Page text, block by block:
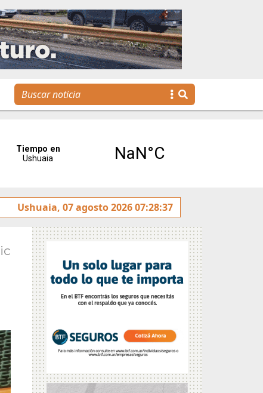
sobre la avenida Héroes de Malvinas
Ushuaia, 07 agosto 2026 07:28:37